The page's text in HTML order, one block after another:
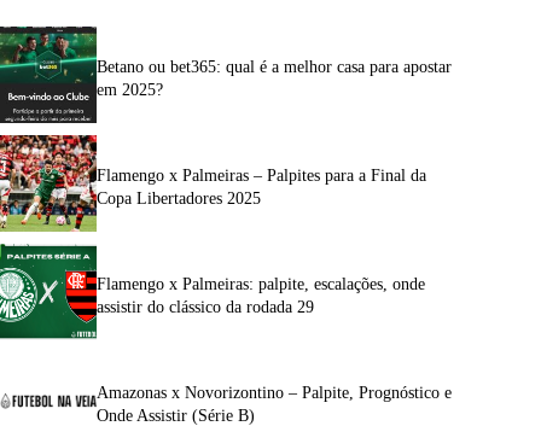
Betano ou bet365: qual é a melhor casa para apostar
em 2025?
Flamengo x Palmeiras – Palpites para a Final da
Copa Libertadores 2025
Flamengo x Palmeiras: palpite, escalações, onde
assistir do clássico da rodada 29
Amazonas x Novorizontino – Palpite, Prognóstico e
Onde Assistir (Série B)